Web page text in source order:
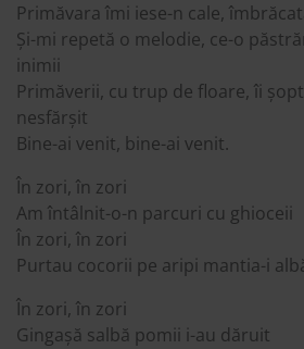
Primăvara îmi iese-n cale,
Și-mi repetă o melodie, ce-o
inimii
Primăverii, cu trup de floare, îi
nesfărșit
Bine-ai venit, bine-ai venit.
În zori, în zori
Am întâlnit-o-n parcuri cu ghioceii
În zori, în zori
Purtau cocorii pe aripi mantia-i
În zori, în zori
Gingașă salbă pomii i-au dăruit